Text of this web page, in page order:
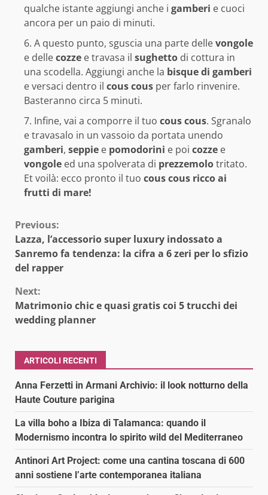
qualche istante aggiungi anche i gamberi e cuoci
ancora per un paio di minuti.
A questo punto, sguscia una parte dellevongole
e dellecozze e travasa il sughetto di cottura in
una scodella. Aggiungi anche la bisque di gamberi
e versaci dentro il cous cous per farlo rinvenire.
Basteranno circa 5 minuti.
Infine, vai a comporre il tuo cous cous. Sgranalo
e travasalo in un vassoio da portata unendo
gamberi, seppie e pomodorini e poi cozze e
vongole ed una spolverata di prezzemolotritato.
Et voilà: ecco pronto il tuo cous cous ricco ai
frutti di mare!
Continue
Reading
Previous:
Lazza, l’accessorio super luxury indossato a
Sanremo fa tendenza: la cifra a 6 zeri per lo sfizio
del rapper
Next:
Matrimonio chic e quasi gratis coi 5 trucchi dei
wedding planner
ARTICOLI RECENTI
Anna Ferzetti in Armani Archivio: il look notturno della
Haute Couture parigina
La villa boho a Ibiza di Talamanca: quando il
Modernismo incontra lo spirito wild del Mediterraneo
Antinori Art Project: come una cantina toscana di 600
anni sostiene l’arte contemporanea italiana